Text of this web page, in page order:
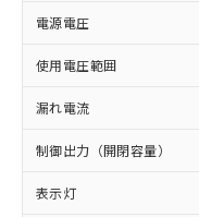
電源電圧
使用電圧範囲
漏れ電流
制御出力（開閉容量）
表示灯